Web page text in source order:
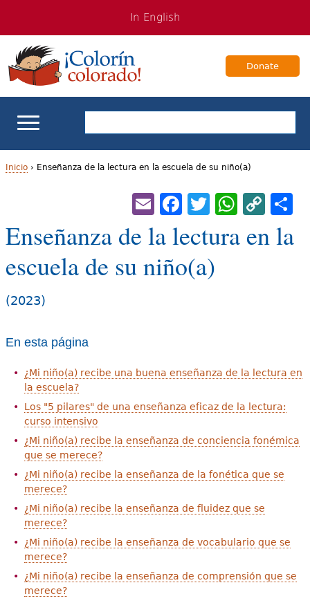
navigation
Content
In English
Donate
Apoyo escolar
Enseñanza de los estudiantes bilingües
Para Familias
Libros & Autores
s
t
e
d
s
q
u
Inicio› Enseñanza de la lectura en la escuela de su niño(a)
Email
Facebook
Twitter
Link
Enseñanza de la lectura en la
escuela de su niño(a)
(2023)
En esta página
¿Mi niño(a) recibe una buena enseñanza de la lectura en
la escuela?
Los "5 pilares" de una enseñanza eficaz de la lectura:
curso intensivo
¿Mi niño(a) recibe la enseñanza de conciencia fonémica
que se merece?
¿Mi niño(a) recibe la enseñanza de la fonética que se
merece?
¿Mi niño(a) recibe la enseñanza de fluidez que se
merece?
¿Mi niño(a) recibe la enseñanza de vocabulario que se
merece?
¿Mi niño(a) recibe la enseñanza de comprensión que se
merece?